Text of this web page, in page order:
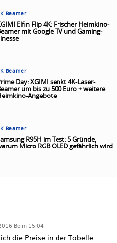
Beamer
Elfin Flip 4K: Frischer Heimkino-
mit Google TV und Gaming-
Beamer
Day: XGIMI senkt 4K-Laser-
um bis zu 500 Euro + weitere
Angebote
Beamer
R95H im Test: 5 Gründe,
Micro RGB OLED gefährlich wird
Beim 15:04
die Preise in der Tabelle